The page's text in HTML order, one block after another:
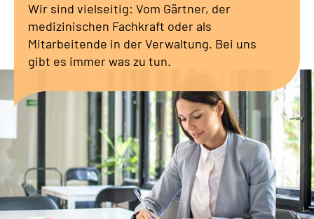
Karriere
Zuweisende &
Leichte Sprache
Gebärdensprache
Wir sind vielseitig: Vom Gärtner, der
medizinischen Fachkraft oder als
Mitarbeitende in der Verwaltung. Bei uns
gibt es immer was zu tun.